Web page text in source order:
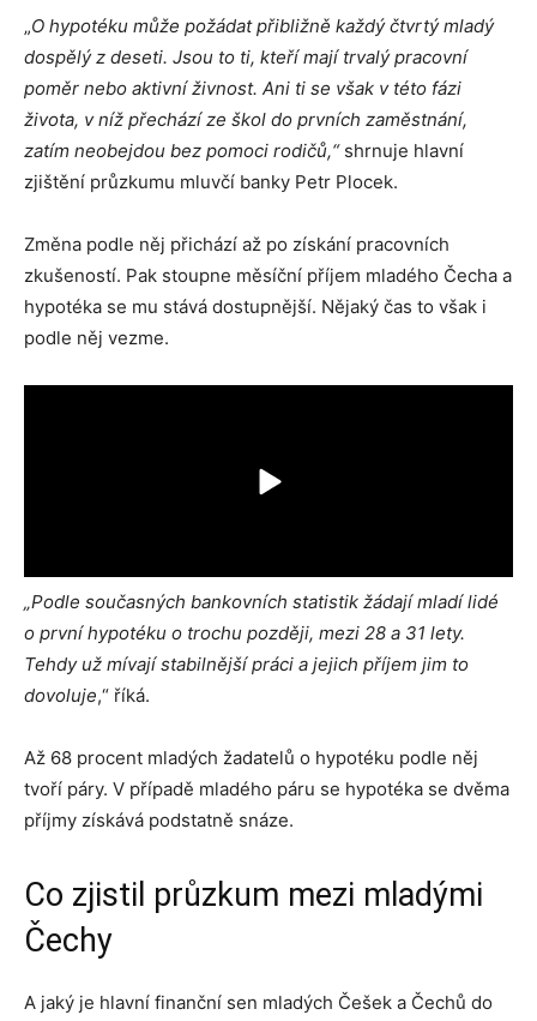
„O hypotéku může požádat přibližně každý čtvrtý mladý
dospělý z deseti. Jsou to ti, kteří mají trvalý pracovní
poměr nebo aktivní živnost. Ani ti se však v této fázi
života, v níž přechází ze škol do prvních zaměstnání,
zatím neobejdou bez pomoci rodičů,“ shrnuje hlavní
zjištění průzkumu mluvčí banky Petr Plocek.
Změna podle něj přichází až po získání pracovních
zkušeností. Pak stoupne měsíční příjem mladého Čecha a
hypotéka se mu stává dostupnější. Nějaký čas to však i
podle něj vezme.
„Podle současných bankovních statistik žádají mladí lidé
o první hypotéku o trochu později, mezi 28 a 31 lety.
Tehdy už mívají stabilnější práci a jejich příjem jim to
dovoluje,“ říká.
Až 68 procent mladých žadatelů o hypotéku podle něj
tvoří páry. V případě mladého páru se hypotéka se dvěma
příjmy získává podstatně snáze.
Co zjistil průzkum mezi mladými
Čechy
A jaký je hlavní finanční sen mladých Češek a Čechů do